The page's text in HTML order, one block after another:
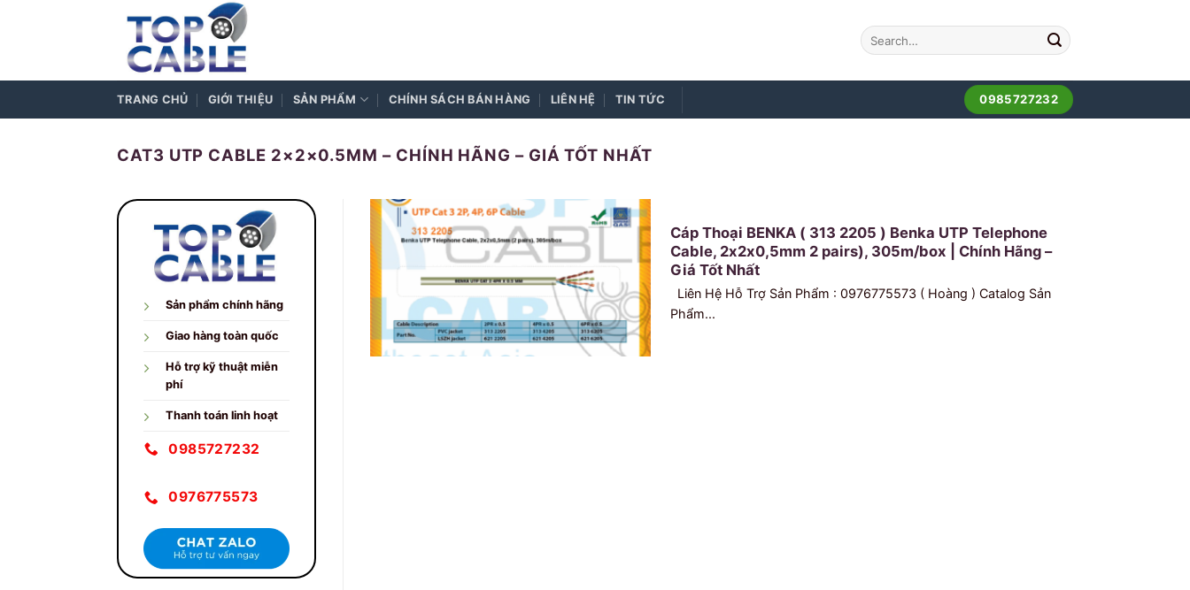
TRANG CHỦ GIỚI THIỆU SẢN PHẨM CHÍNH SÁCH BÁN HÀNG LIÊN HỆ TIN TỨC 0985727232
CAT3 UTP CABLE 2×2×0.5MM – CHÍNH HÃNG – GIÁ TỐT NHẤT
Sản phẩm chính hãng
Giao hàng toàn quốc
Hỗ trợ kỹ thuật miễn
phí
Thanh toán linh hoạt
0985727232
0976775573
Cáp Thoại BENKA ( 313 2205 ) Benka UTP Telephone
Cable, 2x2x0,5mm 2 pairs), 305m/box | Chính Hãng –
Giá Tốt Nhất
Liên Hệ Hỗ Trợ Sản Phẩm : 0976775573 ( Hoàng ) Catalog Sản
Phẩm...